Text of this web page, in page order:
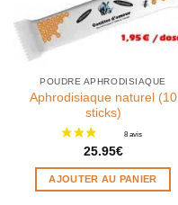
POUDRE APHRODISIAQUE
Aphrodisiaque naturel (10
sticks)
25.95€
AJOUTER AU PANIER